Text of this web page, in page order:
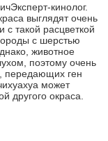
кинолог.
выглядят очень
с такой расцветкой
с шерстью
животное
поэтому очень
передающих ген
может
другого окраса.